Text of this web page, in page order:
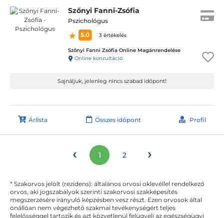
Szőnyi Fanni-Zsófia
Pszichológus
5.0
3 értékelés
Szőnyi Fanni Zsófia Online Magánrendelése
Online konzultáció
Sajnáljuk, jelenleg nincs szabad időpont!
Árlista Összes időpont Profil
‹ 1 2 ›
* Szakorvos jelölt (rezidens): általános orvosi oklevéllel rendelkező
orvos, aki jogszabályok szerinti szakorvosi szakképesítés
megszerzésére irányuló képzésben vesz részt. Ezen orvosok által
önállóan nem végezhető szakmai tevékenységért teljes
felelősséggel tartozik és azt közvetlenül felügyeli az egészségügyi